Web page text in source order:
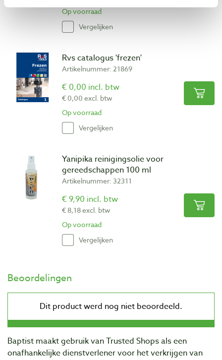
Op voorraad
Vergelijken
Rvs catalogus 'frezen'
Artikelnummer: 21869
€ 0,00 incl. btw
€ 0,00 excl. btw
Op voorraad
Vergelijken
Yanipika reinigingsolie voor
gereedschappen 100 ml
Artikelnummer: 32311
€ 9,90 incl. btw
€ 8,18 excl. btw
Op voorraad
Vergelijken
Beoordelingen
Baptist maakt gebruik van Trusted Shops als een
onafhankelijke dienstverlener voor het verkrijgen van